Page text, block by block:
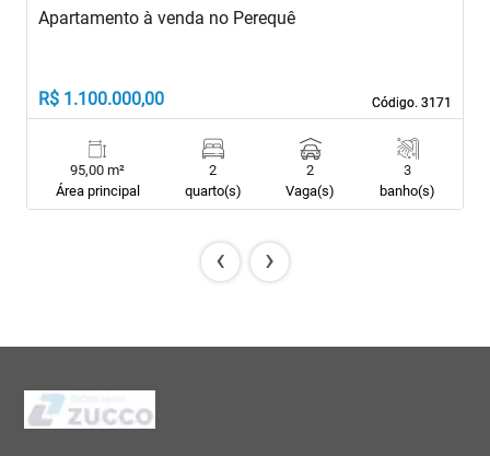
Código. 3171
Código. 3171
Apartamento à venda no Perequê
R$ 1.100.000,00
95,00 m²
Área principal
2
quarto(s)
2
Vaga(s)
3
banho(s)
‹ ›